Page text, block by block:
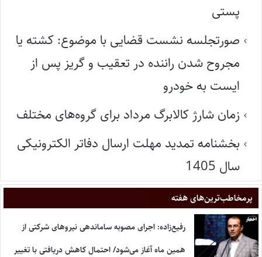
پستی
صورتجلسه نشست قضایی با موضوع: کشته یا
مجروح شدن راننده در تعقیب و گریز پس از
ایست به خودرو
زمان شارژ کالابرگ مرداد برای گروه‌های مختلف
بخشنامه تمدید مهلت ارسال دفاتر الکترونیکی
سال 1405
پر‌مخاطب‌ترین‌های هفته
رفیع‌زاده: اجرای مصوبه ساماندهی نیروهای شرکتی از
همین ماه آغاز می‌شود/ احتمال کاهش دریافتی با تغییر